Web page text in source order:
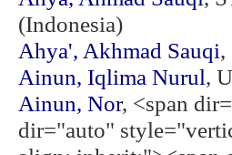
(Indonesia)
Ahya', Akhmad Sauqi,
Ainun, Iqlima Nurul,
Ainun, Nor, <span
dir="auto"